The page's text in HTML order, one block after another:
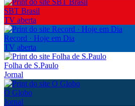
SBT Brasil
TV aberta
Record · Hoje em Dia
TV aberta
Folha de S.Paulo
Jornal
O Globo
Jornal